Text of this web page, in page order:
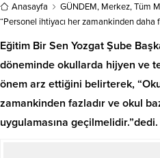
Anasayfa GÜNDEM, Merkez,Tüm
“Personel ihtiyacı her zamankinden daha
Eğitim Bir Sen Yozgat Şube
döneminde okullarda hijyen ve
önem arz ettiğini belirterek,
zamankinden fazladır ve okul
uygulamasına geçilmelidir.”dedi.